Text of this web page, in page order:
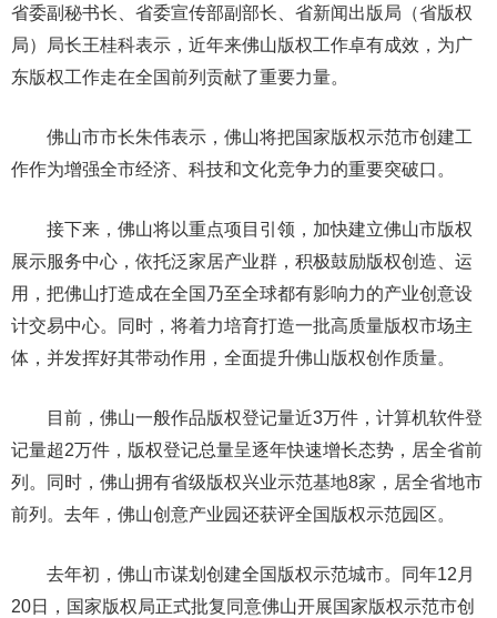
省委副秘书长、省委宣传部副部长、省新闻出版局（省版权
局）局长王桂科表示，近年来佛山版权工作卓有成效，为广
东版权工作走在全国前列贡献了重要力量。
佛山市市长朱伟表示，佛山将把国家版权示范市创建工
作作为增强全市经济、科技和文化竞争力的重要突破口。
接下来，佛山将以重点项目引领，加快建立佛山市版权
展示服务中心，依托泛家居产业群，积极鼓励版权创造、运
用，把佛山打造成在全国乃至全球都有影响力的产业创意设
计交易中心。同时，将着力培育打造一批高质量版权市场主
体，并发挥好其带动作用，全面提升佛山版权创作质量。
目前，佛山一般作品版权登记量近3万件，计算机软件登
记量超2万件，版权登记总量呈逐年快速增长态势，居全省前
列。同时，佛山拥有省级版权兴业示范基地8家，居全省地市
前列。去年，佛山创意产业园还获评全国版权示范园区。
去年初，佛山市谋划创建全国版权示范城市。同年12月
20日，国家版权局正式批复同意佛山开展国家版权示范市创